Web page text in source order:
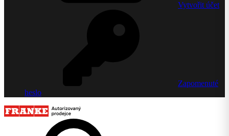
Vytvořit účet
Zapomenuté
heslo